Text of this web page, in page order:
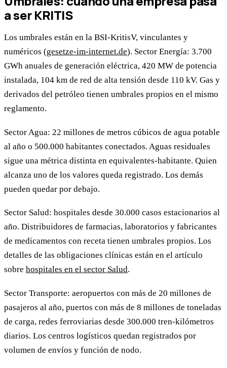
a ser KRITIS
Los umbrales están en la BSI-KritisV, vinculantes y
numéricos (gesetze-im-internet.de). Sector Energía: 3.700
GWh anuales de generación eléctrica, 420 MW de potencia
instalada, 104 km de red de alta tensión desde 110 kV. Gas y
derivados del petróleo tienen umbrales propios en el mismo
reglamento.
Sector Agua: 22 millones de metros cúbicos de agua potable
al año o 500.000 habitantes conectados. Aguas residuales
sigue una métrica distinta en equivalentes-habitante. Quien
alcanza uno de los valores queda registrado. Los demás
pueden quedar por debajo.
Sector Salud: hospitales desde 30.000 casos estacionarios al
año. Distribuidores de farmacias, laboratorios y fabricantes
de medicamentos con receta tienen umbrales propios. Los
detalles de las obligaciones clínicas están en el artículo
sobre hospitales en el sector Salud.
Sector Transporte: aeropuertos con más de 20 millones de
pasajeros al año, puertos con más de 8 millones de toneladas
de carga, redes ferroviarias desde 300.000 tren-kilómetros
diarios. Los centros logísticos quedan registrados por
volumen de envíos y función de nodo.